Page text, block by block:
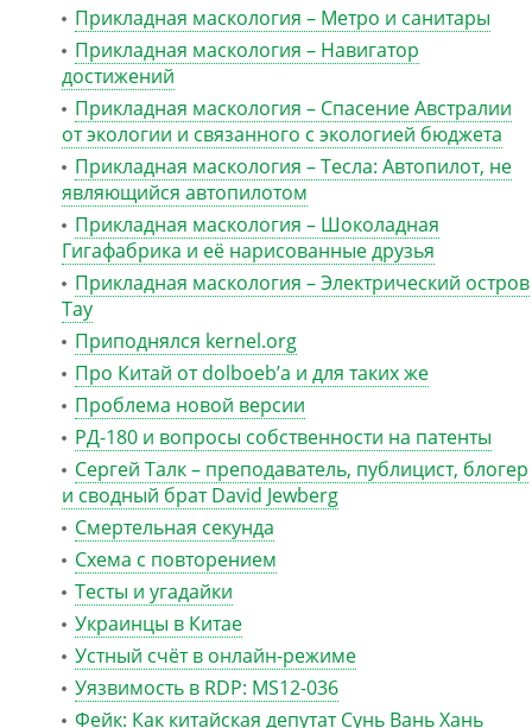
Прикладная маскология – Метро и санитары
Прикладная маскология – Навигатор
достижений
Прикладная маскология – Спасение Австралии
от экологии и связанного с экологией бюджета
Прикладная маскология – Тесла: Автопилот, не
являющийся автопилотом
Прикладная маскология – Шоколадная
Гигафабрика и её нарисованные друзья
Прикладная маскология – Электрический остров
Тау
Приподнялся kernel.org
Про Китай от dolboeb’а и для таких же
Проблема новой версии
РД-180 и вопросы собственности на патенты
Сергей Талк – преподаватель, публицист, блогер
и сводный брат David Jewberg
Смертельная секунда
Схема с повторением
Тесты и угадайки
Украинцы в Китае
Устный счёт в онлайн-режиме
Уязвимость в RDP: MS12-036
Фейк: Как китайская депутат Сунь Вань Хань